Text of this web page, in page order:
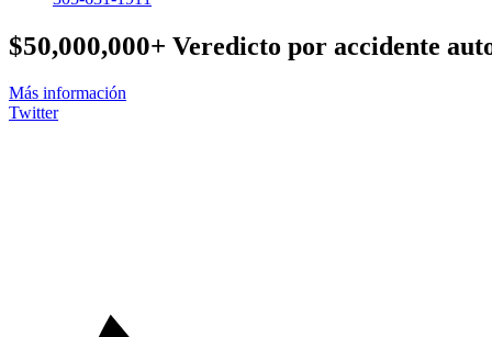
$50,000,000+ Veredicto por accidente
Más información
Twitter